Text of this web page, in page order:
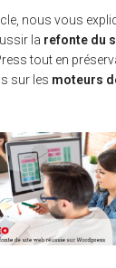
nous vous
la refonte du
tout en
sur les moteurs